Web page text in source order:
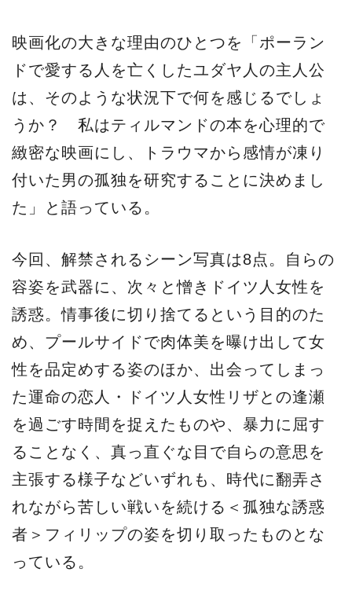
映画化の大きな理由のひとつを「ポーラン
ドで愛する人を亡くしたユダヤ人の主人公
は、そのような状況下で何を感じるでしょ
うか？ 私はティルマンドの本を心理的で
緻密な映画にし、トラウマから感情が凍り
付いた男の孤独を研究することに決めまし
た」と語っている。
今回、解禁されるシーン写真は8点。自らの
容姿を武器に、次々と憎きドイツ人女性を
誘惑。情事後に切り捨てるという目的のた
め、プールサイドで肉体美を曝け出して女
性を品定めする姿のほか、出会ってしまっ
た運命の恋人・ドイツ人女性リザとの逢瀬
を過ごす時間を捉えたものや、暴力に屈す
ることなく、真っ直ぐな目で自らの意思を
主張する様子などいずれも、時代に翻弄さ
れながら苦しい戦いを続ける＜孤独な誘惑
者＞フィリップの姿を切り取ったものとな
っている。